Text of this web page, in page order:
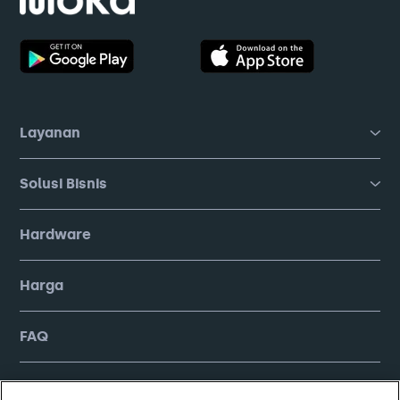
Layanan
Solusi Bisnis
Hardware
Harga
FAQ
Company